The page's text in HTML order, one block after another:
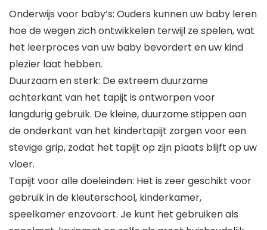
Onderwijs voor baby’s: Ouders kunnen uw baby leren
hoe de wegen zich ontwikkelen terwijl ze spelen, wat
het leerproces van uw baby bevordert en uw kind
plezier laat hebben.
Duurzaam en sterk: De extreem duurzame
achterkant van het tapijt is ontworpen voor
langdurig gebruik. De kleine, duurzame stippen aan
de onderkant van het kindertapijt zorgen voor een
stevige grip, zodat het tapijt op zijn plaats blijft op uw
vloer.
Tapijt voor alle doeleinden: Het is zeer geschikt voor
gebruik in de kleuterschool, kinderkamer,
speelkamer enzovoort. Je kunt het gebruiken als